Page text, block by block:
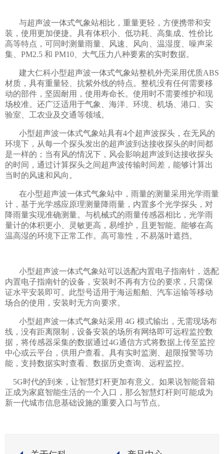
与超声波一体式气象站相比，重量更轻，方便携带和安
装，使用更加便捷。具有体积小、低功耗、高集成、性价比
高等特点，可同时测量雨量、风速、风向、温湿度、噪声采
集、PM2.5 和 PM10、大气压力八种要素的实时数据。
建大仁科小型超声波一体式气象站整机外壳采用优质ABS
材质，具有重量轻、抗紫外线的特点。整机没有任何需要移
动的部件，坚固耐用，使用寿命长。使用时不需要维护和现
场校准。还广泛适用于气象、海洋、环境、机场、港口、实
验室、工农业及交通等领域。
小型超声波一体式气象站具有4个超声波探头，在无风的
环境下，从每一个探头发出的超声波到达接收探头的时间都
是一样的；当有风的情况下，风会影响超声波到达接收探头
的时间，通过计算探头之间超声波传输时间差，能够计算出
当时的风速和风向。
在小型超声波一体式气象站中，雨量的测量采用光学雨量
计，基于光学感应原理测量降雨量，内置多个光学探头，对
降雨量实现准确测量。与机械式的雨量传感器相比，光学雨
量计的体积更小、灵敏更高，易维护，且更智能。能够在高
温高湿的环境下正常工作。高可靠性，不易落叶遮挡。
小型超声波一体式气象站可以选配内置电子指南针，选配
内置电子指南针的设备，安装时不再有方位的要求，只需保
证水平安装即可。此型号适用于海运船舶、汽车运输等移动
场合的使用，安装时无方向要求。
小型超声波一体式气象站采用 4G 模式输出，无需现场布
线，没有距离限制，设备安装的场所有网络即可远程监控数
据，将传感器采集的数据通过4G通信方式将数据上传至监控
中心或云平台，供用户查看。具有实时监测、超限报警等功
能，支持数据实时查看、数据历史查询、远程监控。
5G时代的到来，让智慧灯杆更加有意义。如果说智能音箱
正成为家庭智能生活的一个入口，那么智慧灯杆则可能成为
新一代城市信息基础设施的重要入口与节点。